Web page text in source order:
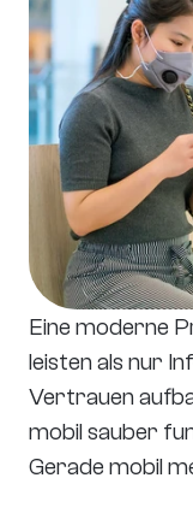
Eine moderne
leisten als nur
Vertrauen
mobil sauber
Gerade mobil